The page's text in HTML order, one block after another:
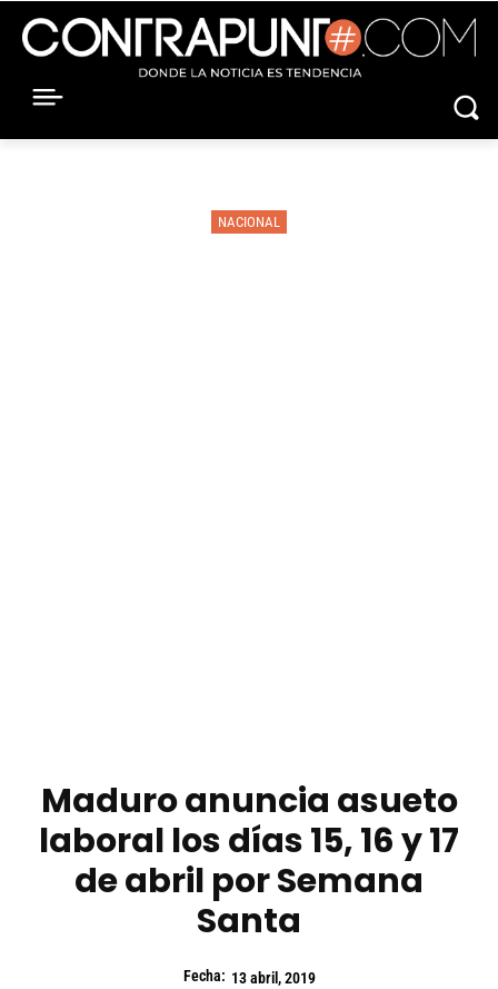
NACIONAL
Maduro anuncia asueto
laboral los días 15, 16 y 17
de abril por Semana
Santa
Fecha: 13 abril, 2019